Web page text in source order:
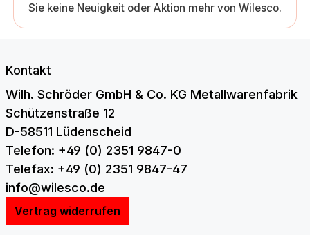
Sie keine Neuigkeit oder Aktion mehr von Wilesco.
Kontakt
Wilh. Schröder GmbH & Co. KG Metallwarenfabrik
Schützenstraße 12
D-58511 Lüdenscheid
Telefon: +49 (0) 2351 9847-0
Telefax: +49 (0) 2351 9847-47
info@wilesco.de
Vertrag widerrufen